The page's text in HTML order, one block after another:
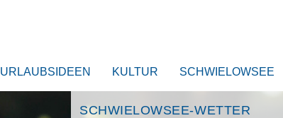
URLAUBSIDEEN KULTUR SCHWIELOWSEE
SCHWIELOWSEE-WETTER